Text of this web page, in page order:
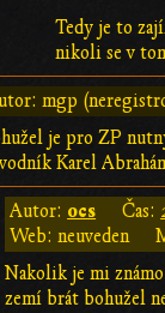
Tedy je to
nikoli se v
mgp
je pro ZP
Karel
Autor: ocs Čas:
Web: neuveden
Nakolik je mi
zemí brát bohužel